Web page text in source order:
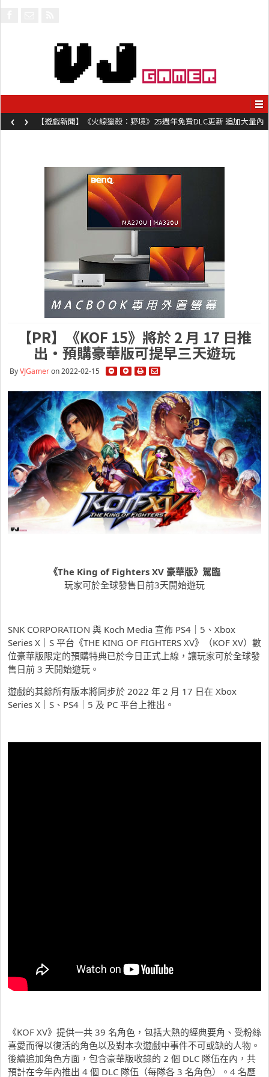
【遊戲新聞】《火線獵殺：野境》25週年免費DLC更新 追加大量內
容同時系舊作限時超平價折扣
‹ ›
【PR】《KOF 15》將於 2 月 17 日推
出・預購豪華版可提早三天遊玩
ByVJGameron 2022-02-15
《The King of Fighters XV 豪華版》駕臨
玩家可於全球發售日前3天開始遊玩
SNK CORPORATION 與 Koch Media 宣佈 PS4｜5、Xbox
Series X｜S 平台《THE KING OF FIGHTERS XV》（KOF XV）數
位豪華版限定的預購特典已於今日正式上線，讓玩家可於全球發
售日前 3 天開始遊玩。
遊戲的其餘所有版本將同步於 2022 年 2 月 17 日在 Xbox
Series X
S 、 PS4 5 及 PC 平台上推出。
《KOF XV》提供一共 39 名角色，包括大熱的經典要角、受粉絲
喜愛而得以復活的角色以及對本次遊戲中事件不可或缺的人物。
後續追加角色方面，包含豪華版收錄的 2 個 DLC 隊伍在內，共
預計在今年內推出 4 個 DLC 隊伍（每隊各 3 名角色）。4 名歷